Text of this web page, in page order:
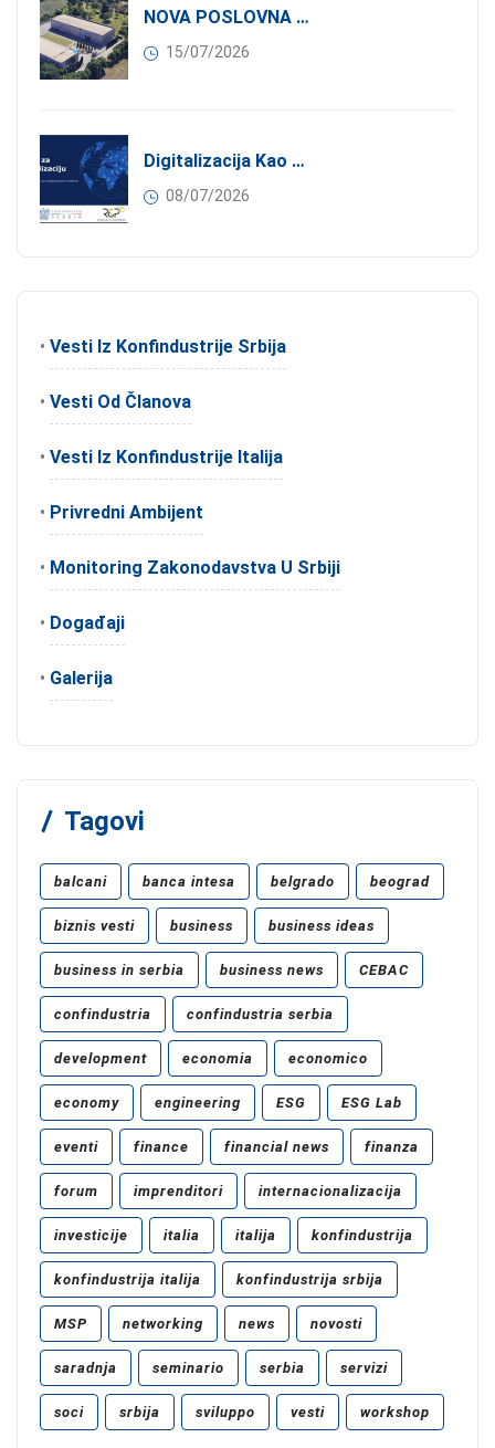
NOVA POSLOVNA PRILIKA ZA ČLANOVE KONFINDUSTRIJE SRBIJA: Izdavanje Moderne Industrijske Hale U Pančevu – 1.200 M² U Industrijskoj Zoni
15/07/2026
Digitalizacija Kao Pokretač Internacionalizacije
08/07/2026
• Vesti Iz Konfindustrije Srbija
• Vesti Od Članova
• Vesti Iz Konfindustrije Italija
• Privredni Ambijent
• Monitoring Zakonodavstva U Srbiji
• Događaji
• Galerija
Tagovi
balcani banca intesa belgrado beograd
biznis vesti business business ideas
business in serbia business news CEBAC
confindustria confindustria serbia
development economia economico
economy engineering ESG ESG Lab
eventi finance financial news finanza
forum imprenditori internacionalizacija
investicije italia italija konfindustrija
konfindustrija italija konfindustrija srbija
MSP networking news novosti
saradnja seminario serbia servizi
soci srbija sviluppo vesti workshop